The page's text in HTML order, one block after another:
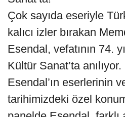
Çok sayıda eseriyle
kalıcı izler bırakan
Esendal, vefatının 74.
Kültür Sanat’ta
Esendal’ın eserlerinin
tarihimizdeki özel